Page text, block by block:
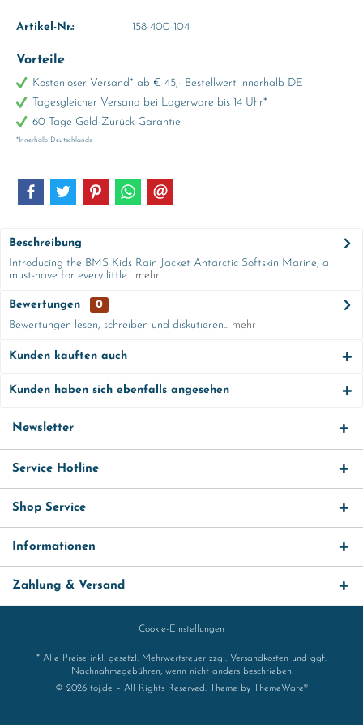
Artikel-Nr.: 158-400-104
Vorteile
Kostenloser Versand* ab € 45,- Bestellwert innerhalb DE
Tagesgleicher Versand bei Lagerware bis 14 Uhr*
60 Tage Geld-Zurück-Garantie
*Innerhalb Deutschlands
Beschreibung
Introducing the BMS Kids Rain Jacket Antarctic Softskin Marine, a
must-have for every little... mehr
Bewertungen
0
Bewertungen lesen, schreiben und diskutieren... mehr
Kunden kauften auch
Kunden haben sich ebenfalls angesehen
Newsletter
Service Hotline
Shop Service
Informationen
Zahlung & Versand
Cookie-Einstellungen
* Alle Preise inkl. gesetzl. Mehrwertsteuer zzgl. Versandkosten und ggf.
Nachnahmegebühren, wenn nicht anders beschrieben
© 2026 toj.de – All Rights Reserved. Theme by
ThemeWare®